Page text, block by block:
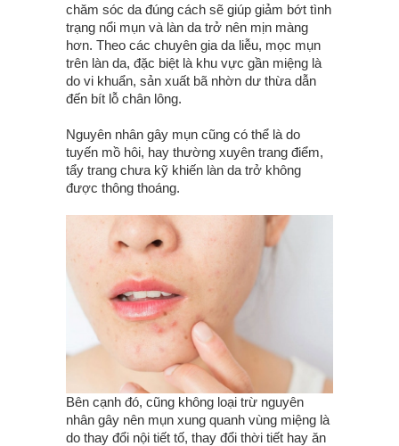
chăm sóc da đúng cách sẽ giúp giảm bớt tình
trạng nổi mụn và làn da trở nên mịn màng
hơn. Theo các chuyên gia da liễu, mọc mụn
trên làn da, đặc biệt là khu vực gần miệng là
do vi khuẩn, sản xuất bã nhờn dư thừa dẫn
đến bít lỗ chân lông.
Nguyên nhân gây mụn cũng có thể là do
tuyến mồ hôi, hay thường xuyên trang điểm,
tẩy trang chưa kỹ khiến làn da trở không
được thông thoáng.
Bên cạnh đó, cũng không loại trừ nguyên
nhân gây nên mụn xung quanh vùng miệng là
do thay đổi nội tiết tố, thay đổi thời tiết hay ăn